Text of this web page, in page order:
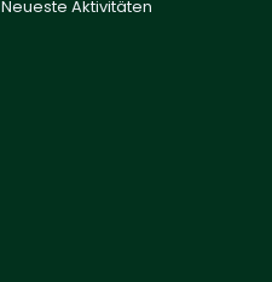
Neueste Aktivitäten